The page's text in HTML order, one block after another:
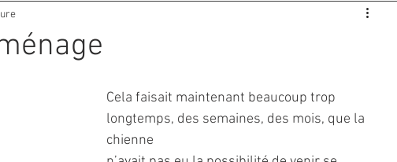
Cela faisait maintenant beaucoup trop
longtemps, des semaines, des mois, que la
chienne